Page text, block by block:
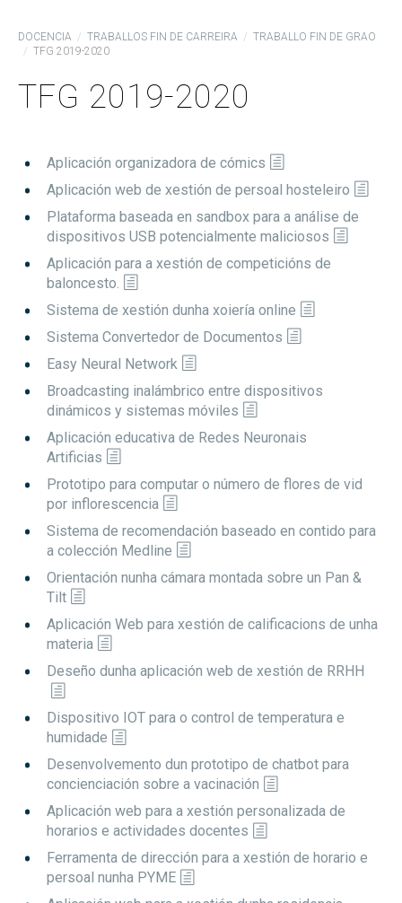
DOCENCIA TRABALLOS FIN DE CARREIRA
TRABALLO FIN DE GRAO
TFG 2019-2020
TFG 2019-2020
Aplicación organizadora de cómics
Aplicación web de xestión de persoal hosteleiro
Plataforma baseada en sandbox para a análise de
dispositivos USB potencialmente maliciosos
Aplicación para a xestión de competicións de
baloncesto.
Sistema de xestión dunha xoiería online
Sistema Convertedor de Documentos
Easy Neural Network
Broadcasting inalámbrico entre dispositivos
dinámicos y sistemas móviles
Aplicación educativa de Redes Neuronais
Artificias
Prototipo para computar o número de flores de vid
por inflorescencia
Sistema de recomendación baseado en contido para
a colección Medline
Orientación nunha cámara montada sobre un Pan &
Tilt
Aplicación Web para xestión de calificacions de unha
materia
Deseño dunha aplicación web de xestión de RRHH
Dispositivo IOT para o control de temperatura e
humidade
Desenvolvemento dun prototipo de chatbot para
concienciación sobre a vacinación
Aplicación web para a xestión personalizada de
horarios e actividades docentes
Ferramenta de dirección para a xestión de horario e
persoal nunha PYME